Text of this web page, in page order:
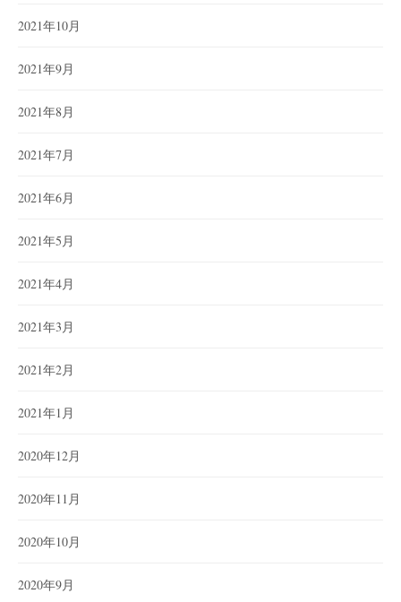
2021年10月
2021年9月
2021年8月
2021年7月
2021年6月
2021年5月
2021年4月
2021年3月
2021年2月
2021年1月
2020年12月
2020年11月
2020年10月
2020年9月